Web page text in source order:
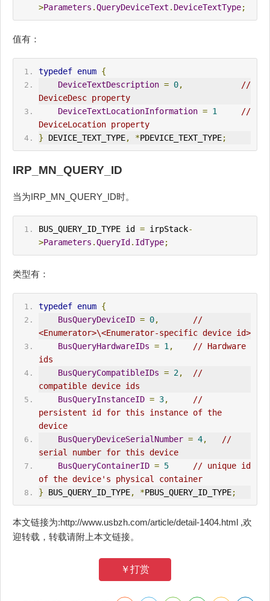
>Parameters .QueryDeviceText . DeviceTextType;
值有：
typedef enum {
DeviceTextDescription = 0,
//
DeviceDesc property
DeviceTextLocationInformation = 1
//
DeviceLocation property
} DEVICE_TEXT_TYPE, *PDEVICE_TEXT_TYPE;
IRP_MN_QUERY_ID
当为IRP_MN_QUERY_ID时。
BUS_QUERY_ID_TYPE id = irpStack-
>Parameters .QueryId . IdType;
类型有：
typedef enum {
BusQueryDeviceID = 0,
//
<Enumerator>\<Enumerator-specific device id>
BusQueryHardwareIDs = 1 ,
// Hardware
ids
BusQueryCompatibleIDs = 2,
//
compatible device ids
BusQueryInstanceID = 3,
//
persistent id for this instance of the
device
BusQueryDeviceSerialNumber = 4,
//
serial number for this device
BusQueryContainerID = 5
// unique id
of the device's physical container
} BUS_QUERY_ID_TYPE, *PBUS_QUERY_ID_TYPE;
本文链接为:http://www.usbzh.com/article/detail-1404.html ,欢
迎转载，转载请附上本文链接。
￥打赏